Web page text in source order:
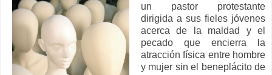
un pastor protestante
dirigida a sus fieles jóvenes
acerca de la maldad y el
pecado que encierra la
atracción física entre hombre
y mujer sin el beneplácito de